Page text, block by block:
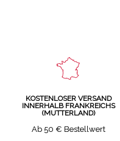
KOSTENLOSER VERSAND
INNERHALB FRANKREICHS
(MUTTERLAND)
Ab 50 € Bestellwert